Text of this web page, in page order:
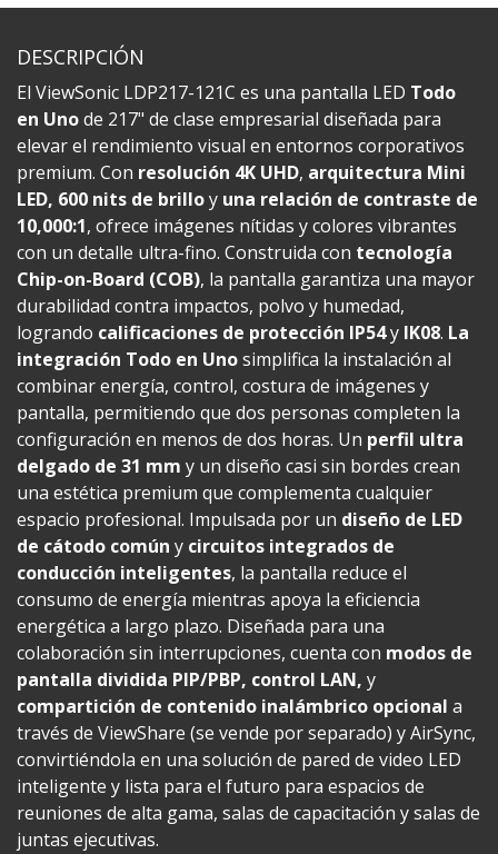
DESCRIPCIÓN
El ViewSonic LDP217-121C es una pantalla LED Todo
en Unode 217" de clase empresarial diseñada para
elevar el rendimiento visual en entornos corporativos
premium. Con resolución 4K UHD, arquitectura Mini
LED, 600 nits de brilloy una relación de contraste de
10,000:1, ofrece imágenes nítidas y colores vibrantes
con un detalle ultra-fino. Construida con tecnología
Chip-on-Board (COB), la pantalla garantiza una mayor
durabilidad contra impactos, polvo y humedad,
logrando calificaciones de protección IP54y IK08. La
integración Todo en Unosimplifica la instalación al
combinar energía, control, costura de imágenes y
pantalla, permitiendo que dos personas completen la
configuración en menos de dos horas. Un perfil ultra
delgado de 31 mm y un diseño casi sin bordes crean
una estética premium que complementa cualquier
espacio profesional. Impulsada por un diseño de LED
de cátodo común y circuitos integrados de
conducción inteligentes, la pantalla reduce el
consumo de energía mientras apoya la eficiencia
energética a largo plazo. Diseñada para una
colaboración sin interrupciones, cuenta con modos de
pantalla dividida PIP/PBP, control LAN, y
compartición de contenido inalámbrico opcional a
través de ViewShare (se vende por separado) y AirSync,
convirtiéndola en una solución de pared de video LED
inteligente y lista para el futuro para espacios de
reuniones de alta gama, salas de capacitación y salas de
juntas ejecutivas.